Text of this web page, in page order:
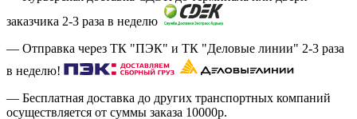
заказчика 2-3 раза в неделю
— Отправка через ТК "ПЭК" и ТК "Деловые линии" 2-3 раза
в неделю!
— Бесплатная доставка до других транспортных компаний
осуществляется от суммы заказа 10000р.